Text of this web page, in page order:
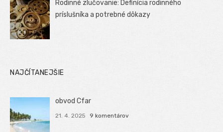
Rodinné zlučovanie: Definícia rodinného
príslušníka a potrebné dôkazy
NAJČÍTANEJŠIE
obvod Cfar
21. 4. 2025 9 komentárov